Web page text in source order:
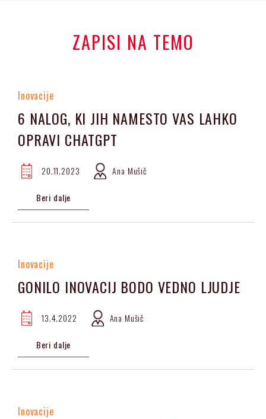
ZAPISI NA TEMO
Inovacije
6 NALOG, KI JIH NAMESTO VAS LAHKO
OPRAVI CHATGPT
20.11.2023 Ana Mušič
Beri dalje
Inovacije
GONILO INOVACIJ BODO VEDNO LJUDJE
13.4.2022 Ana Mušič
Beri dalje
Inovacije